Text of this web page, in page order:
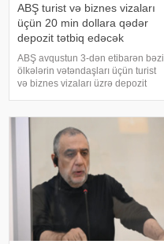
ABŞ turist və biznes vizaları
üçün 20 min dollara qədər
depozit tətbiq edəcək
ABŞ avqustun 3-dən etibarən bəzi
ölkələrin vətəndaşları üçün turist
və biznes vizaları üzrə depozit
barədə ABŞ Dövlət
Departamentinin avqustun 1-də
yenilənmiş bildirişind